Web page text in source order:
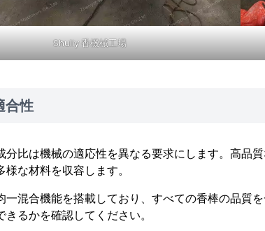
Shuliy 香機械工場
合性
分比は機械の適応性を異なる要求にします。高品
様な材料を収容します。
一混合機能を搭載しており、すべての香棒の品質
るかを確認してください。